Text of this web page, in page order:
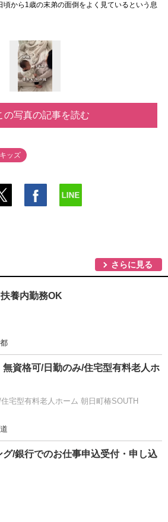
から1歳の末弟の面倒をよく見ているという息
の写真の記事を読む
ッズ
さらに見る
養内勤務OK
無資格可/日勤のみ/住宅型有料老人ホ
宅型有料老人ホーム 朝日町椿SOUTH
/銀行でのお仕事申込受付・申し込